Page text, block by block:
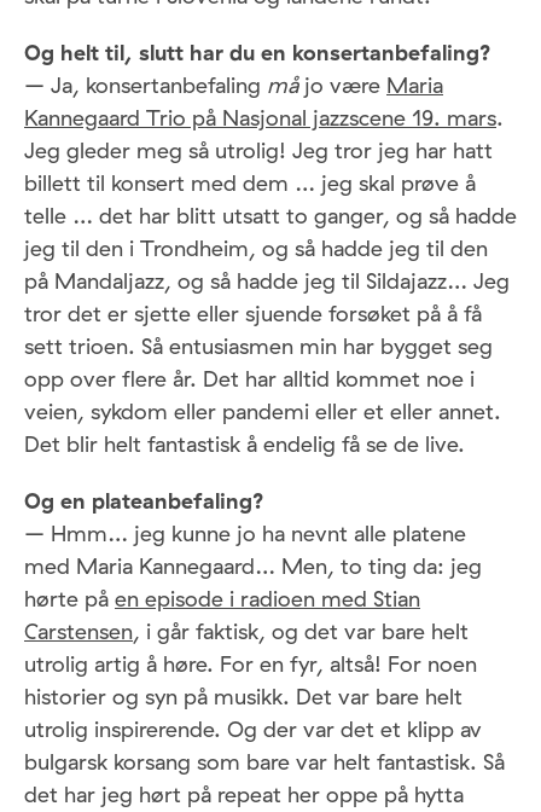
Og helt til, slutt har du en konsertanbefaling?
– Ja, konsertanbefaling måjo være Maria
Kannegaard Trio på Nasjonal jazzscene 19. mars.
Jeg gleder meg så utrolig! Jeg tror jeg har hatt
billett til konsert med dem … jeg skal prøve å
telle … det har blitt utsatt to ganger, og så hadde
jeg til den i Trondheim, og så hadde jeg til den
på Mandaljazz, og så hadde jeg til Sildajazz… Jeg
tror det er sjette eller sjuende forsøket på å få
sett trioen. Så entusiasmen min har bygget seg
opp over flere år. Det har alltid kommet noe i
veien, sykdom eller pandemi eller et eller annet.
Det blir helt fantastisk å endelig få se de live.
Og en plateanbefaling?
– Hmm… jeg kunne jo ha nevnt alle platene
med Maria Kannegaard… Men, to ting da: jeg
hørte på en episode i radioen med Stian
Carstensen, i går faktisk, og det var bare helt
utrolig artig å høre. For en fyr, altså! For noen
historier og syn på musikk. Det var bare helt
utrolig inspirerende. Og der var det et klipp av
bulgarsk korsang som bare var helt fantastisk. Så
det har jeg hørt på repeat her oppe på hytta